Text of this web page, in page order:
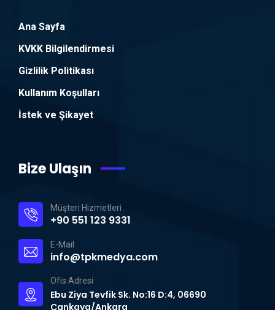
Ana Sayfa
KVKK Bilgilendirmesi
Gizlilik Politikası
Kullanım Koşulları
İstek ve Şikayet
Bize Ulaşın
Müşteri Hizmetleri
+90 551 123 9331
E-Mail
info@tpkmedya.com
Ofis Adresi
Ebu Ziya Tevfik Sk. No:16 D:4, 06690
Çankaya/Ankara